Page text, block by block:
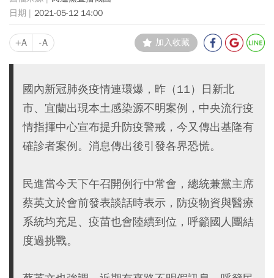
2021-05-12 14:00
+A -A 加入收藏
國內新冠肺炎疫情連環爆，昨（11）日新北
市、宜蘭出現本土感染源不明案例，中央流行疫
情指揮中心宣布提升防疫警戒，今又傳出基隆有
確診者案例。消息傳出後引發各界恐慌。
民進當今天下午召開例行中常會，總統兼黨主席
蔡英文於會前發表談話時表示，防疫物資與醫療
系統均充足、疫苗也會陸續到位，呼籲國人團結
度過挑戰。